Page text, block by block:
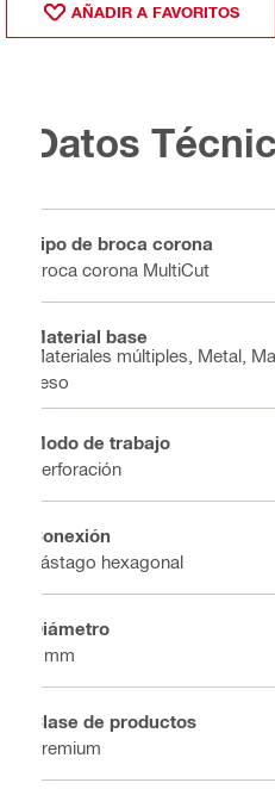
AÑADIR A FAVORITOS
Datos
Tipo de broca corona
Broca corona MultiCut
Material base
Materiales múltiples, Metal,
yeso
Modo de trabajo
Perforación
Conexión
Vástago hexagonal
Diámetro
7 mm
Clase de productos
Premium